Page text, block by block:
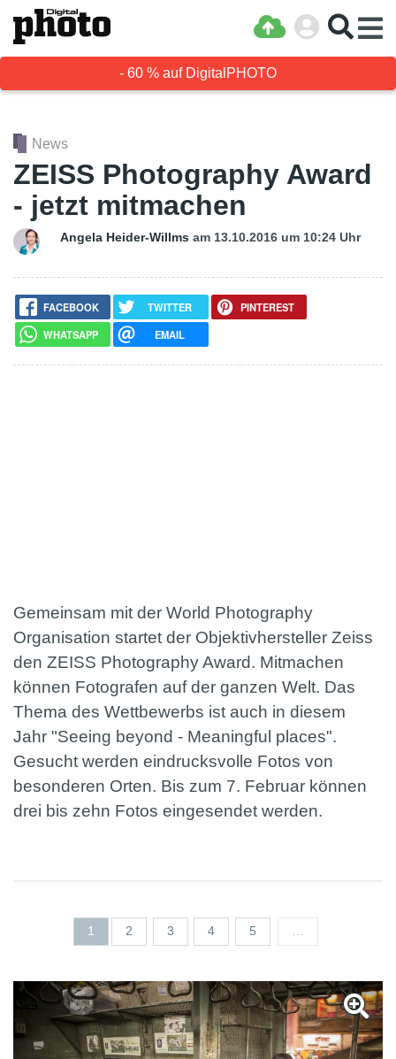
- 60 % auf DigitalPHOTO
News
ZEISS Photography Award
- jetzt mitmachen
Angela Heider-Willms am 13.10.2016 um 10:24 Uhr
FACEBOOK TWITTER
PINTEREST
WHATSAPP
EMAIL
Gemeinsam mit der World Photography
Organisation startet der Objektivhersteller Zeiss
den ZEISS Photography Award. Mitmachen
können Fotografen auf der ganzen Welt. Das
Thema des Wettbewerbs ist auch in diesem
Jahr "Seeing beyond - Meaningful places".
Gesucht werden eindrucksvolle Fotos von
besonderen Orten. Bis zum 7. Februar können
drei bis zehn Fotos eingesendet werden.
1 2 3 4 5